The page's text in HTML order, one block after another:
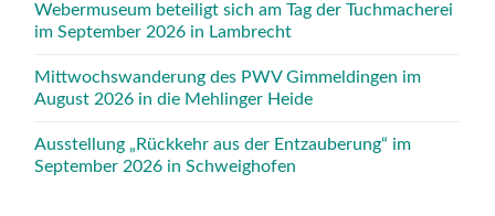
Webermuseum beteiligt sich am Tag der Tuchmacherei
im September 2026 in Lambrecht
Mittwochswanderung des PWV Gimmeldingen im
August 2026 in die Mehlinger Heide
Ausstellung „Rückkehr aus der Entzauberung“ im
September 2026 in Schweighofen